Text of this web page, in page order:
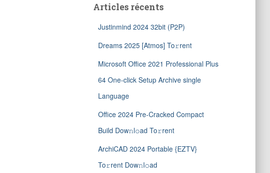
Articles récents
Justinmind 2024 32bit (P2P)
Dreams 2025 [Atmos] To𝚛rent
Microsoft Office 2021 Professional Plus
64 One-click Setup Archive single
Language
Office 2024 Pre-Cracked Compact
Build Dow𝚗l𝚘ad To𝚛rent
ArchiCAD 2024 Portable {EZTV}
To𝚛rent Dow𝚗l𝚘ad